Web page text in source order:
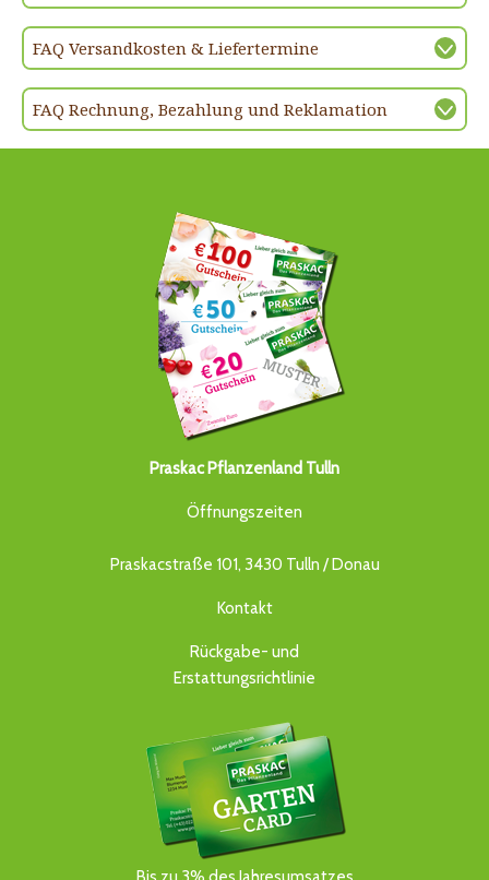
FAQ Versandkosten & Liefertermine
FAQ Rechnung, Bezahlung und Reklamation
Praskac Pflanzenland Tulln
Öffnungszeiten
Praskacstraße 101, 3430 Tulln / Donau
Kontakt
Rückgabe- und
Erstattungsrichtlinie